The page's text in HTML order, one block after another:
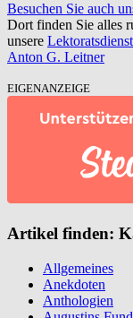
Besuchen Sie auch
Dort finden Sie alles
unsere
Anton G. Leitner
EIGENANZEIGE
Artikel finden:
Allgemeines
Anekdoten
Anthologien